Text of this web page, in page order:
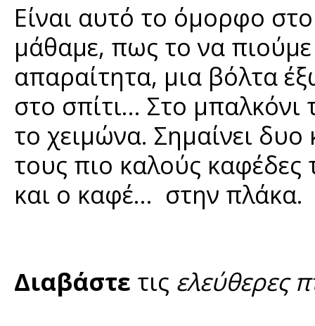
Είναι αυτό το όμορφο
μάθαμε, πως το να
απαραίτητα, μια βόλτα
στο σπίτι… Στο
το χειμώνα. Σημαίνει
τους πιο καλούς καφέδες
και ο καφέ… στην πλάκα.
Διαβάστε τις ελεύθερες